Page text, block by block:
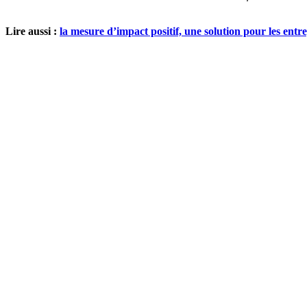
Lire aussi : la mesure d’impact positif, une solution pour les